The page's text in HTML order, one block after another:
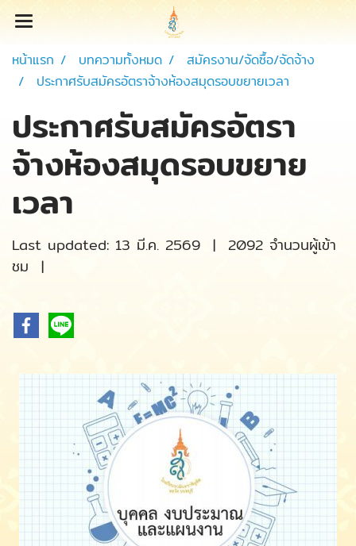
หน้าแรก บทความทั้งหมด
สมัครงาน/จัดซื้อ/จัดจ้าง
ประกาศรับสมัครอัตราจ้างห้องสมุดรอบขยายเวลา
ประกาศรับสมัครอัตรา
จ้างห้องสมุดรอบขยาย
เวลา
Last updated: 13 มี.ค. 2569 | 2092 จำนวนผู้เข้า
ชม |